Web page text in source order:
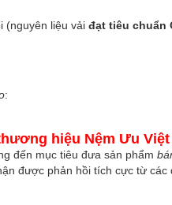
(nguyên liệu vải đạt tiêu chuẩn
:
hiệu Nệm Ưu Việt
đến mục tiêu đưa sản phẩm
được phản hồi tích cực từ